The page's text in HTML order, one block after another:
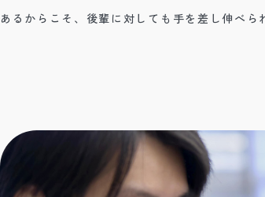
あるからこそ、後輩に対しても手を差し伸べら